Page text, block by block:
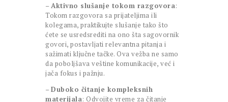
– Aktivno slušanje tokom razgovora:
Tokom razgovora sa prijateljima ili
kolegama, praktikujte slušanje tako što
ćete se usredsrediti na ono šta sagovornik
govori, postavljati relevantna pitanja i
sažimati ključne tačke. Ova vežba ne samo
da poboljšava veštine komunikacije, već i
jača fokus i pažnju.
– Duboko čitanje kompleksnih
materijala: Odvojite vreme za čitanje